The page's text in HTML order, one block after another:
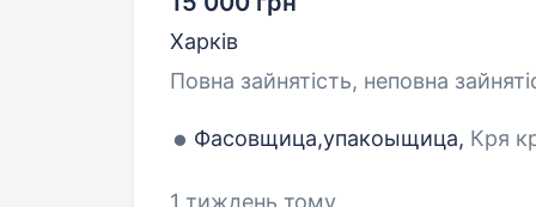
Харків
Повна зайнятість, неповна
Фасовщица,упакоыщица, Кря
1 тиждень тому